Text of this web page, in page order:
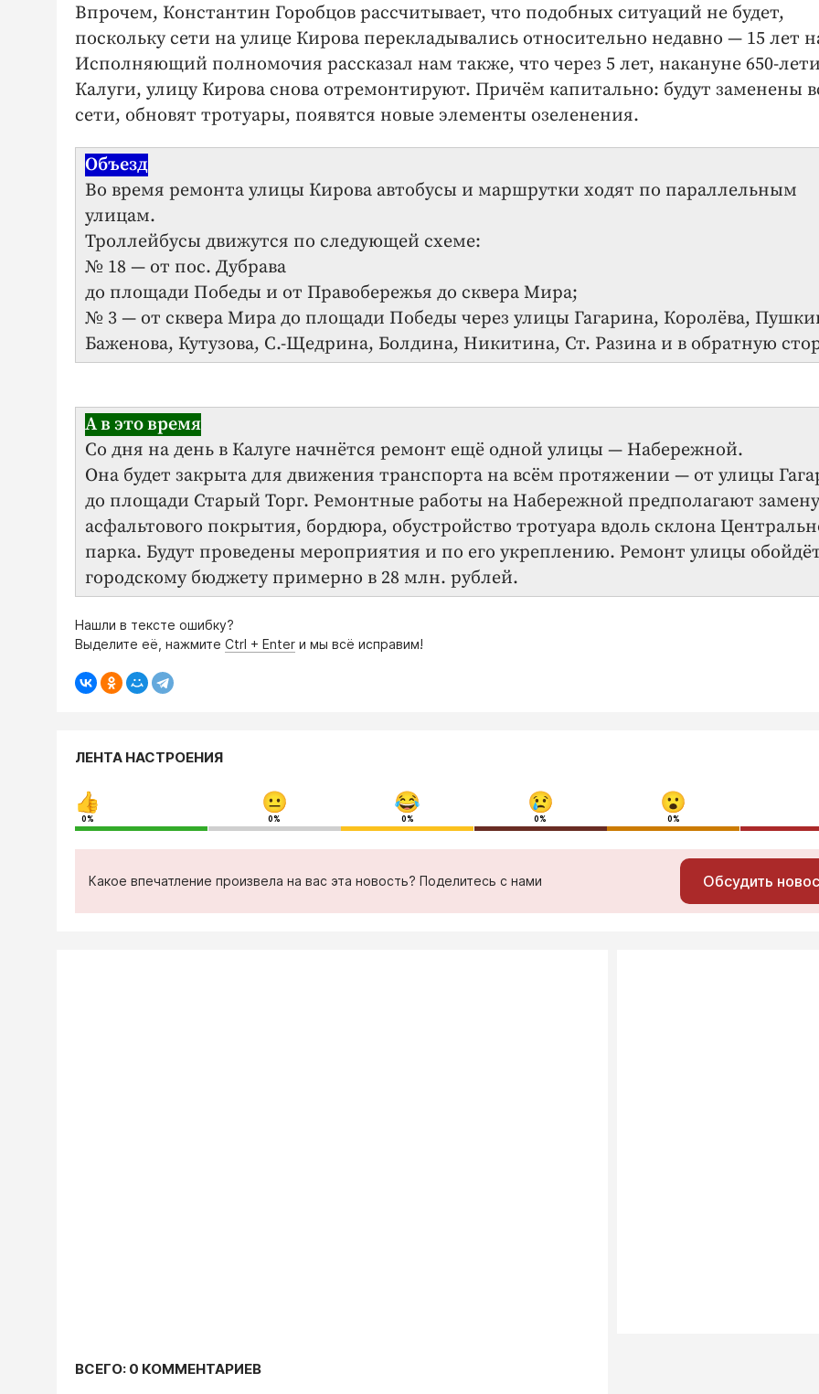
Впрочем, Константин Горобцов рассчитывает, что подобных ситуаций не будет,
поскольку сети на улице Кирова перекладывались относительно недавно — 15 лет
Исполняющий полномочия рассказал нам также, что через 5 лет, накануне
Калуги, улицу Кирова снова отремонтируют. Причём капитально: будут заменены
сети, обновят тротуары, появятся новые элементы озеленения.
Объезд
Во время ремонта улицы Кирова автобусы и маршрутки ходят по параллельным
улицам.
Троллейбусы движутся по следующей схеме:
№ 18 — от пос. Дубрава
до площади Победы и от Пра­вобе­режья до сквера Мира;
№ 3 — от сквера Мира до площади Победы через улицы Гагарина, Королёва,
Баженова, Кутузова, С.-Щедрина, Болдина, Никитина, Ст. Разина и в обратную
А в это время
Со дня на день в Калуге начнётся ремонт ещё одной улицы — Набережной.
Она будет закрыта для движения транспорта на всём протяжении — от улицы
до площади Старый Торг. Ремонтные работы на Набережной предполагают замену
асфальтового покрытия, бордюра, обустройство тротуара вдоль склона
парка. Будут проведены мероприятия и по его укреплению. Ремонт улицы
городскому бюджету примерно в 28 млн. рублей.
Нашли в тексте ошибку?
Выделите её, нажмите Ctrl + Enter и мы всё исправим!
ЛЕНТА НАСТРОЕНИЯ
0% 0% 0% 0% 0%
Какое впечатление произвела на вас эта новость? Поделитесь с нами Обсудить
ВСЕГО: 0 КОММЕНТАРИЕВ